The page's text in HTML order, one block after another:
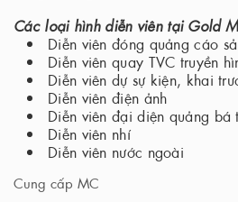
Các loại hình diễn viên tại Gold
Diễn viên đóng quảng cáo
Diễn viên quay TVC truyền
Diễn viên dự sự kiện, khai
Diễn viên điện ảnh
Diễn viên đại diện quảng bá
Diễn viên nhí
Diễn viên nước ngoài
Cung cấp MC